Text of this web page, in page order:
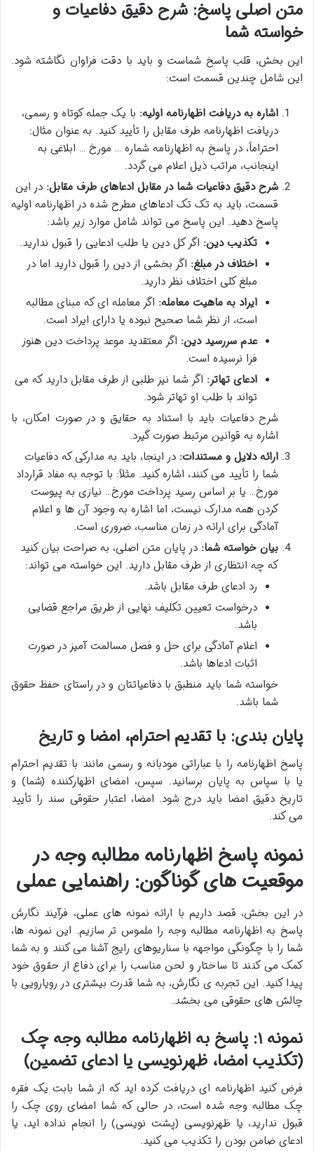
متن اصلی پاسخ: شرح دقیق دفاعیات و
خواسته شما
این بخش، قلب پاسخ شماست و باید با دقت فراوان نگاشته شود.
این شامل چندین قسمت است:
اشاره به دریافت اظهارنامه اولیه: با یک جمله کوتاه و رسمی،
دریافت اظهارنامه طرف مقابل را تأیید کنید. به عنوان مثال:
احتراماً، در پاسخ به اظهارنامه شماره … مورخ … ابلاغی به
اینجانب، مراتب ذیل اعلام می گردد.
شرح دقیق دفاعیات شما در مقابل ادعاهای طرف مقابل: در این
قسمت، باید به تک تک ادعاهای مطرح شده در اظهارنامه اولیه
پاسخ دهید. این پاسخ می تواند شامل موارد زیر باشد:
تکذیب دین: اگر کل دین یا طلب ادعایی را قبول ندارید.
اختلاف در مبلغ: اگر بخشی از دین را قبول دارید اما در
مبلغ کلی اختلاف نظر دارید.
ایراد به ماهیت معامله: اگر معامله ای که مبنای مطالبه
است، از نظر شما صحیح نبوده یا دارای ایراد است.
عدم سررسید دین: اگر معتقدید موعد پرداخت دین هنوز
فرا نرسیده است.
ادعای تهاتر: اگر شما نیز طلبی از طرف مقابل دارید که می
تواند با طلب او تهاتر شود.
شرح دفاعیات باید با استناد به حقایق و در صورت امکان، با
اشاره به قوانین مرتبط صورت گیرد.
ارائه دلایل و مستندات: در اینجا، باید به مدارکی که دفاعیات
شما را تأیید می کنند، اشاره کنید. مثلاً: با توجه به مفاد قرارداد
مورخ… یا بر اساس رسید پرداخت مورخ… نیازی به پیوست
کردن همه مدارک نیست، اما اشاره به وجود آن ها و اعلام
آمادگی برای ارائه در زمان مناسب، ضروری است.
بیان خواسته شما: در پایان متن اصلی، به صراحت بیان کنید
که چه انتظاری از طرف مقابل دارید. این خواسته می تواند:
رد ادعای طرف مقابل باشد.
درخواست تعیین تکلیف نهایی از طریق مراجع قضایی
باشد.
اعلام آمادگی برای حل و فصل مسالمت آمیز در صورت
اثبات ادعاها باشد.
خواسته شما باید منطبق با دفاعیاتتان و در راستای حفظ حقوق
شما باشد.
پایان بندی: با تقدیم احترام، امضا و تاریخ
پاسخ اظهارنامه را با عباراتی مودبانه و رسمی مانند با تقدیم احترام
یا با سپاس به پایان برسانید. سپس، امضای اظهارکننده (شما) و
تاریخ دقیق امضا باید درج شود. امضا، اعتبار حقوقی سند را تأیید
می کند.
نمونه پاسخ اظهارنامه مطالبه وجه در
موقعیت های گوناگون: راهنمایی عملی
در این بخش، قصد داریم با ارائه نمونه های عملی، فرآیند نگارش
پاسخ به اظهارنامه مطالبه وجه را ملموس تر سازیم. این نمونه ها،
شما را با چگونگی مواجهه با سناریوهای رایج آشنا می کنند و به شما
کمک می کنند تا ساختار و لحن مناسب را برای دفاع از حقوق خود
پیدا کنید. این تجربه ی نگارش، به شما قدرت بیشتری در رویارویی با
چالش های حقوقی می بخشد.
نمونه ۱: پاسخ به اظهارنامه مطالبه وجه چک
(تکذیب امضا، ظهرنویسی یا ادعای تضمین)
فرض کنید اظهارنامه ای دریافت کرده اید که از شما بابت یک فقره
چک مطالبه وجه شده است، در حالی که شما امضای روی چک را
قبول ندارید، یا ظهرنویسی (پشت نویسی) را انجام نداده اید، یا
ادعای ضامن بودن را تکذیب می کنید.